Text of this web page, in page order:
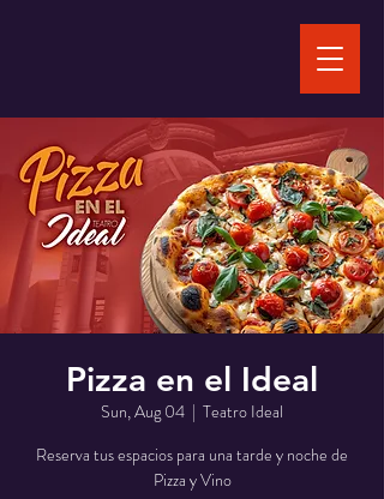
Pizza en el Ideal
Sun, Aug 04
  |
Teatro Ideal
Reserva tus espacios para una tarde y noche de
Pizza y Vino